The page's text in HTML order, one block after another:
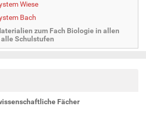
Wiese
Bach
zum Fach Biologie in allen
Schulstufen
Fächer